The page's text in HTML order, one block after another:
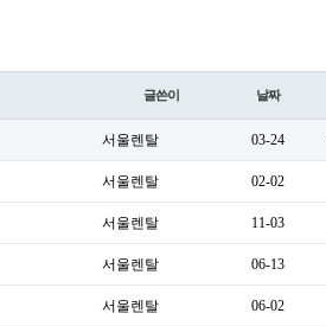
글쓴이 날짜
서울렌탈 03-24
서울렌탈 02-02
서울렌탈 11-03
서울렌탈 06-13
서울렌탈 06-02